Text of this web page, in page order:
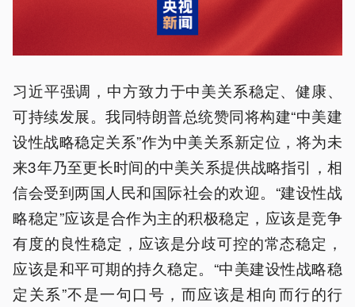
习近平强调，中方致力于中美关系稳定、健康、
可持续发展。我同特朗普总统赞同将构建“中美建
设性战略稳定关系”作为中美关系新定位，将为未
来3年乃至更长时间的中美关系提供战略指引，相
信会受到两国人民和国际社会的欢迎。“建设性战
略稳定”应该是合作为主的积极稳定，应该是竞争
有度的良性稳定，应该是分歧可控的常态稳定，
应该是和平可期的持久稳定。“中美建设性战略稳
定关系”不是一句口号，而应该是相向而行的行